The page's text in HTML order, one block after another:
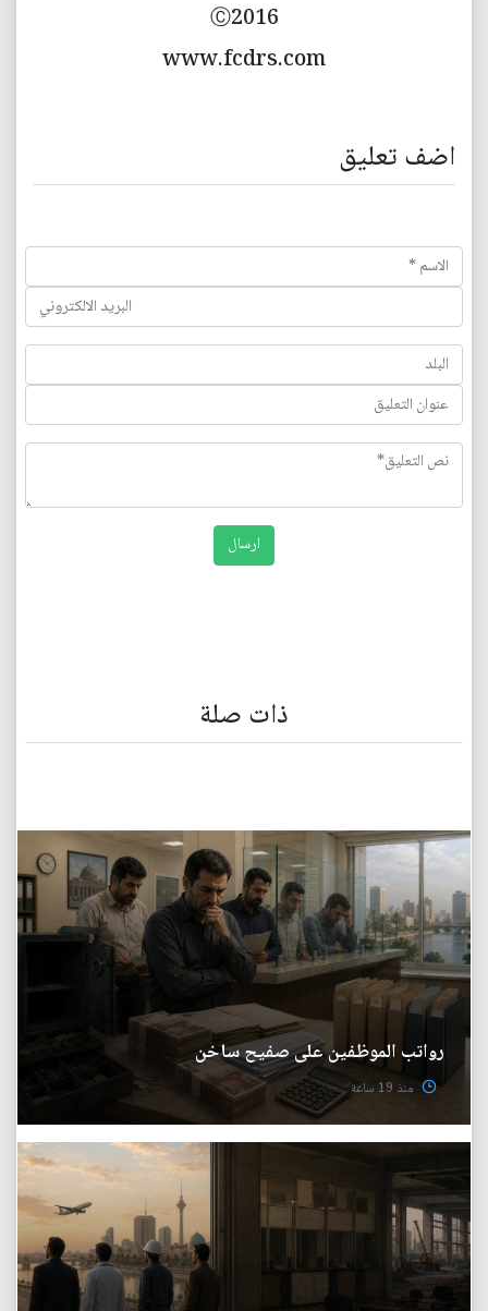
Ⓒ2016
www.fcdrs.com
اضف تعليق
ذات صلة
رواتب الموظفين على صفيح ساخن
منذ 19 ساعة